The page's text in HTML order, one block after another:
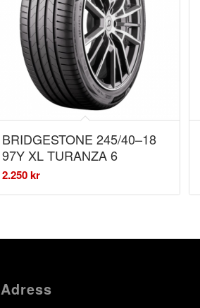
BRIDGESTONE 245/40–18
97Y XL TURANZA 6
2.250kr
Adress